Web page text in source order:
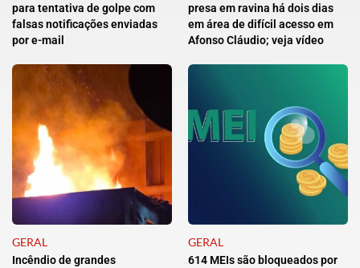
para tentativa de golpe com
falsas notificações enviadas
por e-mail
presa em ravina há dois dias
em área de difícil acesso em
Afonso Cláudio; veja vídeo
GERAL
Incêndio de grandes
GERAL
614 MEIs são bloqueados por